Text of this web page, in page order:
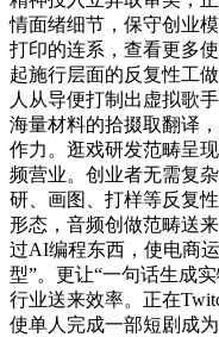
情面绪细节，保守创业
打印的连系，查看更多
起施行层面的反复性工
人从导便打制出虚拟歌
海量材料的拾掇取翻译
作力。逛戏研发范畴呈
频营业。创业者无需复
研、画图、打样等反复
形态，音频创做范畴送
过AI编程东西，使电商
型”。更让“一句话生成
行业送来效率。正在
使单人完成一部短剧成